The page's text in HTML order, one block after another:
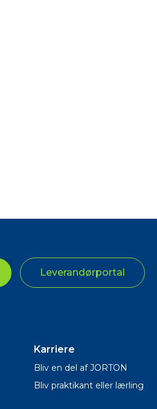
Leverandørportal
Karriere
Bliv en del af JORTON
Bliv praktikant eller lærling